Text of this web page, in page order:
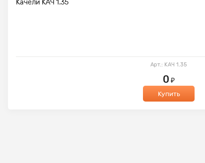
Качели КАЧ 1.35
Арт.: КАЧ 1.35
0 ₽
Купить